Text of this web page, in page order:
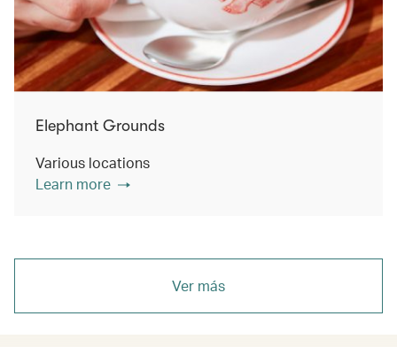
Elephant Grounds
Various locations
Learn more
Ver más